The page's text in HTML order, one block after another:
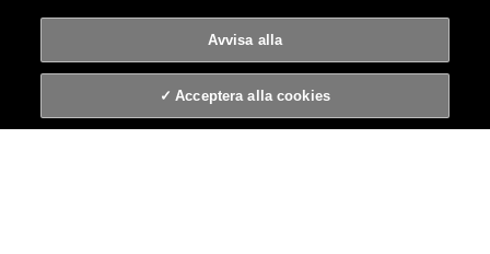
Avvisa alla
Acceptera alla cookies